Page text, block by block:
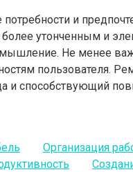
и
утонченным и
Не менее
пользователя.
и способствующий
Организация